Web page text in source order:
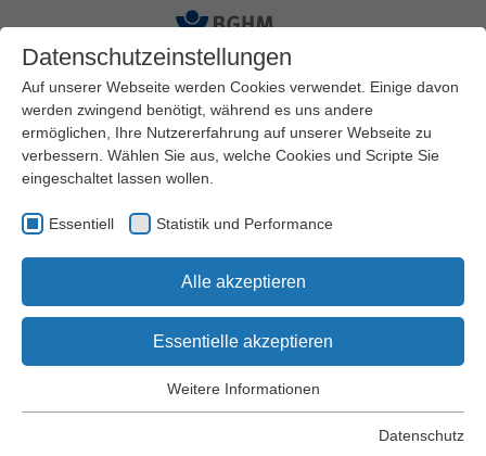
Startseite
Mitgliedschaft und Beitrag
Mitgliedschaft
Mitgliedschaft in der
Berufsgenossenschaft
Datenschutzeinstellungen
Auf unserer Webseite werden Cookies verwendet. Einige davon
werden zwingend benötigt, während es uns andere
ermöglichen, Ihre Nutzererfahrung auf unserer Webseite zu
verbessern. Wählen Sie aus, welche Cookies und Scripte Sie
eingeschaltet lassen wollen.
Essentiell Statistik und Performance
Alle akzeptieren
Essentielle akzeptieren
Essentielle Cookies werden für grundlegende Funktionen der
Weitere Informationen
Datenschutz